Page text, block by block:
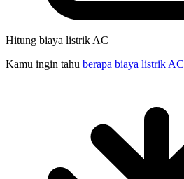
Hitung biaya listrik AC
Kamu ingin tahu berapa biaya listrik AC